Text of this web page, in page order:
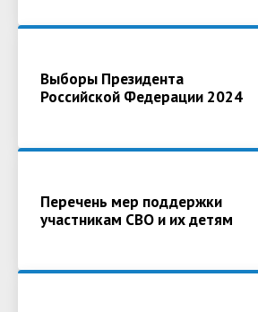
Выборы Президента
Российской Федерации 2024
Перечень мер поддержки
участникам СВО и их детям